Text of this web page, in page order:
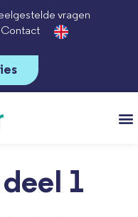
vragen
Contact
1